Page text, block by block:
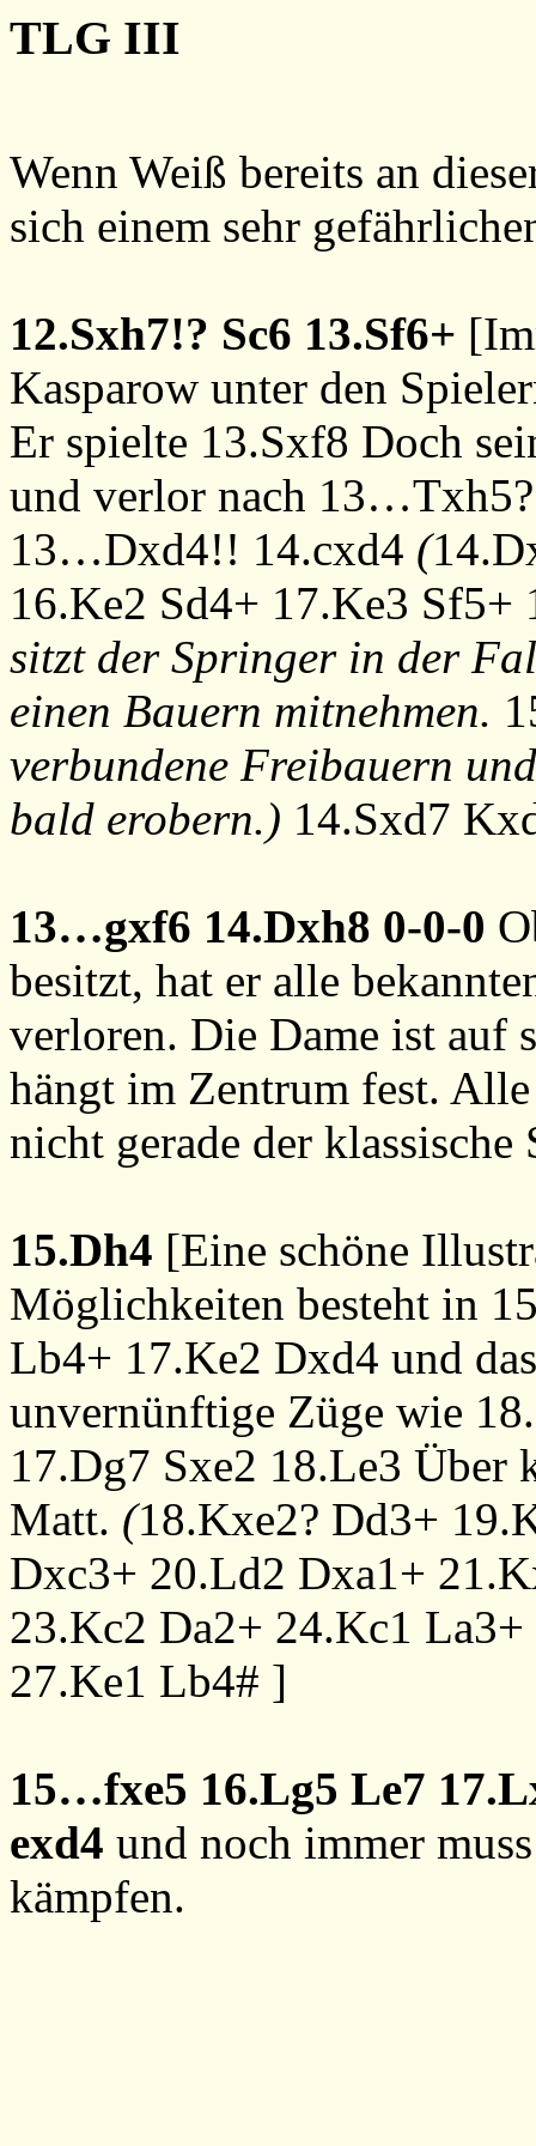
TLG III
Wenn Weiß bereits an
sich einem sehr
12.Sxh7!? Sc6 13.Sf6+
Kasparow unter den
Er spielte 13.Sxf8 Doch
und verlor nach 13…Txh5?
13…Dxd4!! 14.cxd4 (
16.Ke2 Sd4+ 17.Ke3 Sf5+
sitzt der Springer in der
einen Bauern mitnehmen.
verbundene Freibauern
bald erobern.) 14.Sxd7
13…gxf6 14.Dxh8 0-0-0
besitzt, hat er alle
verloren. Die Dame ist auf
hängt im Zentrum fest.
nicht gerade der
15.Dh4 [Eine schöne
Möglichkeiten besteht in
Lb4+ 17.Ke2 Dxd4 und
unvernünftige Züge wie
17.Dg7 Sxe2 18.Le3 Über
Matt. (18.Kxe2? Dd3+
Dxc3+ 20.Ld2 Dxa1+
23.Kc2 Da2+ 24.Kc1 La3+
27.Ke1 Lb4# ]
15…fxe5 16.Lg5 Le7
exd4 und noch immer
kämpfen.